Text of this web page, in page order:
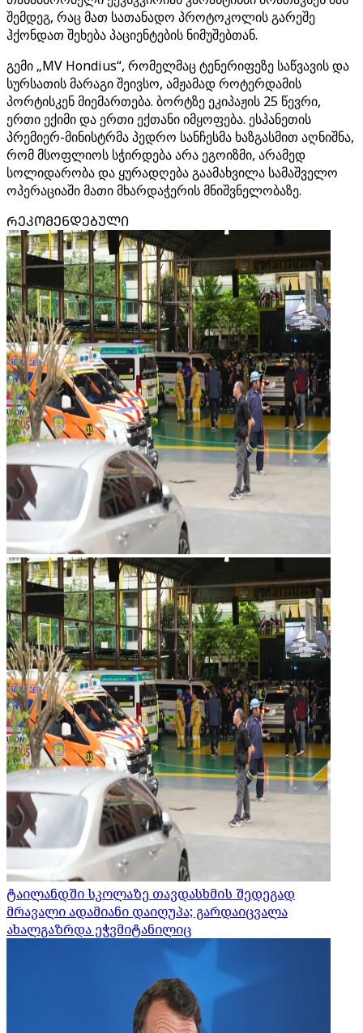
შემდეგ, რაც მათ სათანადო პროტოკოლის გარეშე
ჰქონდათ შეხება პაციენტების ნიმუშებთან.
გემი „MV Hondius“, რომელმაც ტენერიფეზე საწვავის და
სურსათის მარაგი შეივსო, ამჟამად როტერდამის
პორტისკენ მიემართება. ბორტზე ეკიპაჟის 25 წევრი,
ერთი ექიმი და ერთი ექთანი იმყოფება. ესპანეთის
პრემიერ-მინისტრმა პედრო სანჩესმა ხაზგასმით აღნიშნა,
რომ მსოფლიოს სჭირდება არა ეგოიზმი, არამედ
სოლიდარობა და ყურადღება გაამახვილა სამაშველო
ოპერაციაში მათი მხარდაჭერის მნიშვნელობაზე.
ᲠᲔᲙᲝᲛᲔᲜᲓᲔᲑᲣᲚᲘ
ტაილანდში სკოლაზე თავდასხმის შედეგად
მრავალი ადამიანი დაიღუპა; გარდაიცვალა
ახალგაზრდა ეჭვმიტანილიც